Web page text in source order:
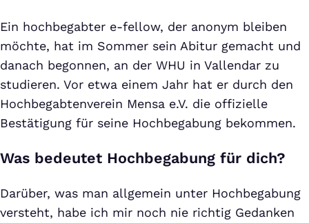
Ein hochbegabter e-fellow, der anonym bleiben
möchte, hat im Sommer sein Abitur gemacht und
danach begonnen, an der WHU in Vallendar zu
studieren. Vor etwa einem Jahr hat er durch den
Hochbegabtenverein Mensa e.V. die offizielle
Bestätigung für seine Hochbegabung bekommen.
Was bedeutet Hochbegabung für dich?
Darüber, was man allgemein unter Hochbegabung
versteht, habe ich mir noch nie richtig Gedanken